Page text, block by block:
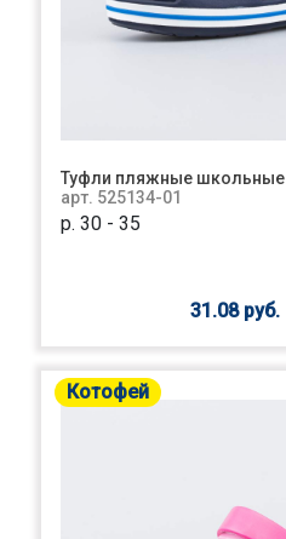
Туфли пляжные школьные
арт. 525134-01
р. 30 - 35
31.08 руб.
Котофей